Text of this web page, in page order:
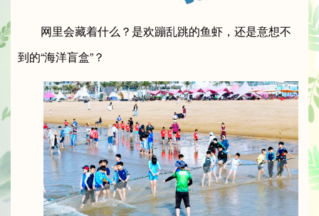
网里会藏着什么？是欢蹦乱跳的鱼虾，还是意想不
到的“海洋盲盒”？